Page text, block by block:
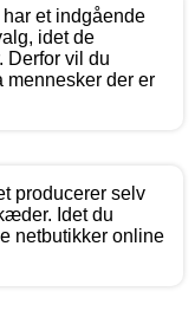
et indgående
idet de
Derfor vil du
mennesker der er
producerer selv
Idet du
netbutikker online